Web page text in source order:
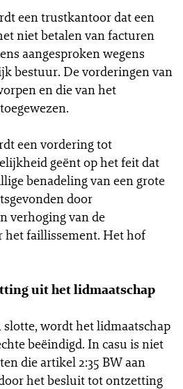
een trustkantoor dat een
niet betalen van facturen
aangesproken wegens
bestuur. De vorderingen van
en die van het
een vordering tot
geënt op het feit dat
benadeling van een grote
door
verhoging van de
het faillissement. Het hof
uit het lidmaatschap
slotte, wordt het lidmaatschap
beëindigd. In casu is niet
die artikel 2:35 BW aan
het besluit tot ontzetting